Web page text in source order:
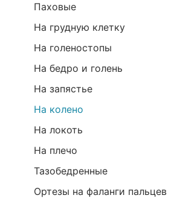
Паховые
На грудную клетку
На голеностопы
На бедро и голень
На запястье
На колено
На локоть
На плечо
Тазобедренные
Ортезы на фаланги пальцев